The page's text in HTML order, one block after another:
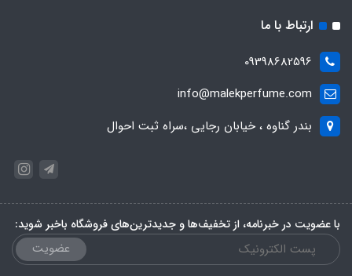
ارتباط با ما
09398682596
info@malekperfume.com
بندر گناوه ، خیابان رجایی ،سراه ثبت احوال
با عضویت در خبرنامه، از تخفیف‌ها و جدیدترین‌های فروشگاه باخبر شوید:
عضویت